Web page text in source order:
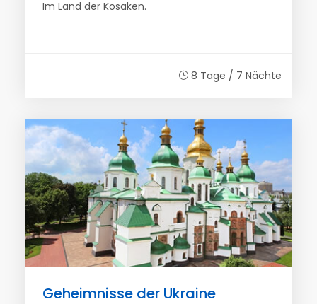
Im Land der Kosaken.
8 Tage / 7 Nächte
Geheimnisse der Ukraine